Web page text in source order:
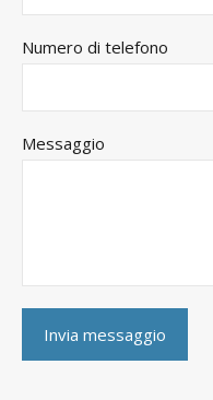
Numero di telefono
Messaggio